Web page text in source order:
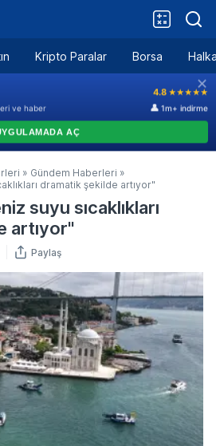
Kripto Paralar Borsa
» Gündem Haberleri »
dramatik şekilde artıyor"
suyu sıcaklıkları
artıyor"
Paylaş